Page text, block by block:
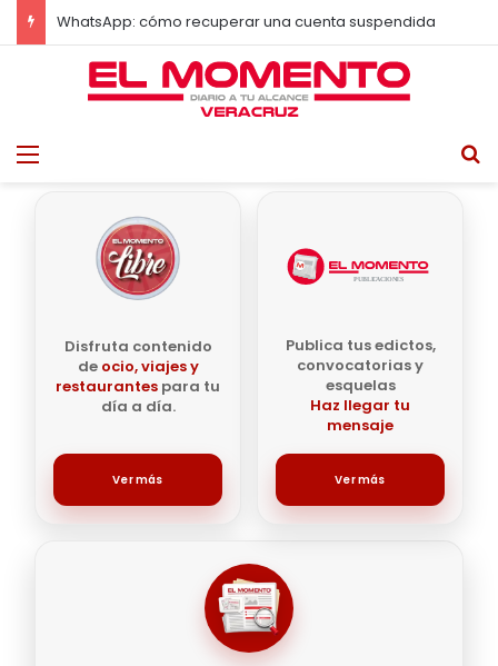
La actriz Minnie Driver sobrevive a accidente en Francia
Menu
Disfruta contenido
de ocio, viajes y
restaurantes para tu
día a día.
Ver más
Publica tus edictos,
convocatorias y
esquelas
Haz llegar tu
mensaje
Ver más